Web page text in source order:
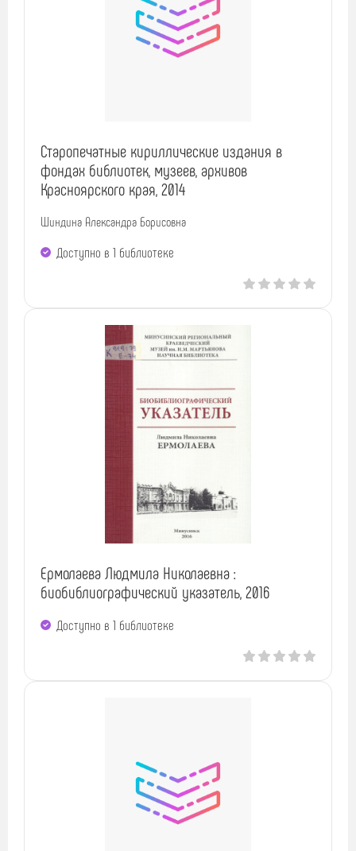
Старопечатные кириллические издания в
фондах библиотек, музеев, архивов
Красноярского края, 2014
Шиндина Александра Борисовна
Доступно в 1 библиотекe
Ермолаева Людмила Николаевна :
биобиблиографический указатель, 2016
Доступно в 1 библиотекe